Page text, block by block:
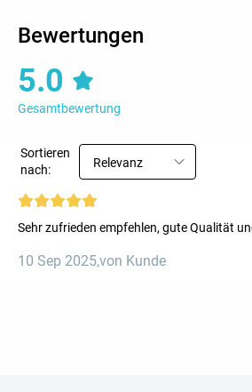
Bewertungen
5.0
Gesamtbewertung
Sortieren
nach:
Relevanz
Sehr zufrieden empfehlen, gute Qualität
10 Sep 2025,von Kunde